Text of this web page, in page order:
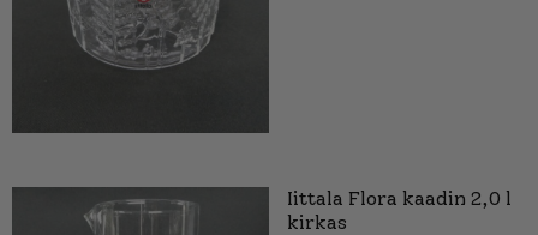
Iittala Flora kaadin 2,0 l
kirkas